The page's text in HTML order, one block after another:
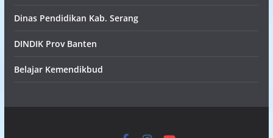
Dinas Pendidikan Kab. Serang
DINDIK Prov Banten
Belajar Kemendikbud